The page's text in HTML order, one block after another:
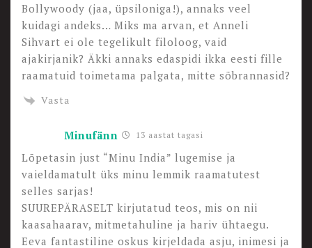
Bollywoody (jaa, üpsiloniga!), annaks veel
kuidagi andeks… Miks ma arvan, et Anneli
Sihvart ei ole tegelikult filoloog, vaid
ajakirjanik? Äkki annaks edaspidi ikka eesti fille
raamatuid toimetama palgata, mitte sõbrannasid?
Vasta
Minufänn 13 aastat tagasi
Lõpetasin just “Minu India” lugemise ja
vaieldamatult üks minu lemmik raamatutest
selles sarjas!
SUUREPÄRASELT kirjutatud teos, mis on nii
kaasahaarav, mitmetahuline ja hariv ühtaegu.
Eeva fantastiline oskus kirjeldada asju, inimesi ja